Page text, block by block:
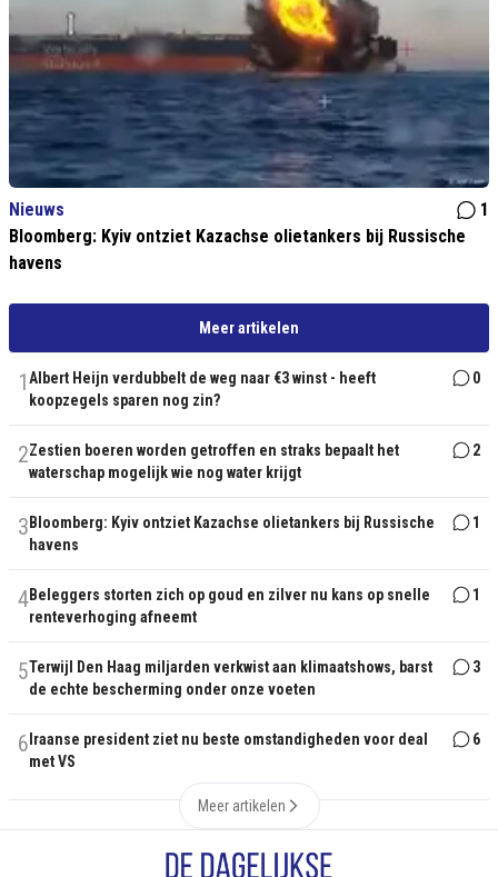
Nieuws
1
Bloomberg: Kyiv ontziet Kazachse olietankers bij Russische
havens
Meer artikelen
1Albert Heijn verdubbelt de weg naar €3 winst - heeft
koopzegels sparen nog zin?
0
2Zestien boeren worden getroffen en straks bepaalt het
waterschap mogelijk wie nog water krijgt
2
3 Bloomberg: Kyiv ontziet Kazachse olietankers bij Russische
havens
1
4Beleggers storten zich op goud en zilver nu kans op snelle
renteverhoging afneemt
1
5Terwijl Den Haag miljarden verkwist aan klimaatshows, barst
de echte bescherming onder onze voeten
3
6 Iraanse president ziet nu beste omstandigheden voor deal
met VS
6
Meer artikelen